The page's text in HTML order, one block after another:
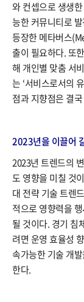
와 컨셉으로 생생
능한 커뮤니티로
등장한 메타버스
출이 필요하다. 또
해 개인별 맞춤 서
는 ‘서비스로서의
점과 지향점은 결
2023년을 이끌어
2023년 트렌드의
도 영향을 미칠 것
대 전략 기술 트렌
적으로 영향력을
될 것이다. 경기 침
려면 운영 효율성
속가능한 기술 개
한다.